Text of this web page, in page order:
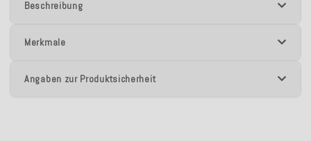
Beschreibung
Merkmale
Angaben zur Produktsicherheit